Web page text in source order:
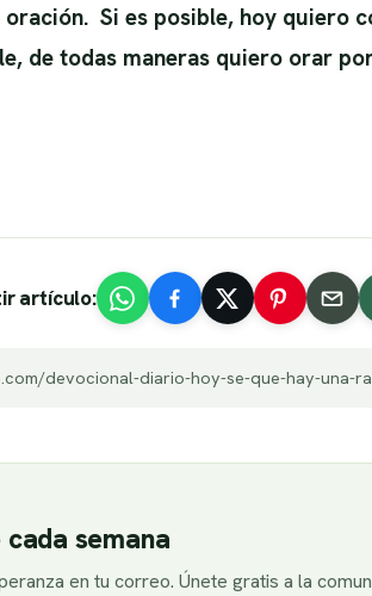
Si es posible, hoy quiero
de todas maneras quiero orar
artículo:
semana
en tu correo. Únete gratis a la